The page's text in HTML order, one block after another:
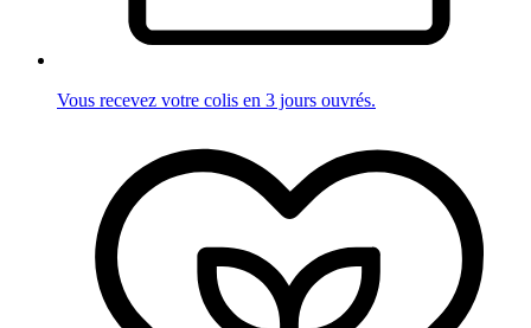
Vous recevez votre colis en 3 jours ouvrés.